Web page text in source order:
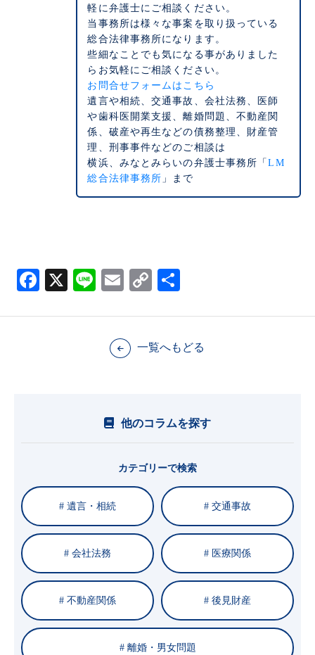
軽に弁護士にご相談ください。
当事務所は様々な事案を取り扱っている
総合法律事務所になります。
些細なことでも気になる事がありました
らお気軽にご相談ください。
お問合せフォームはこちら
遺言や相続、交通事故、会社法務、医師
や歯科医開業支援、離婚問題、不動産関
係、破産や再生などの債務整理、財産管
理、刑事事件などのご相談は
横浜、みなとみらいの弁護士事務所「LM
総合法律事務所 」まで
Facebook
X LineEmailCopy
一覧へもどる
他のコラムを探す
カテゴリーで検索
# 遺言・相続 # 交通事故
# 会社法務 # 医療関係
# 不動産関係 # 後見財産
# 離婚・男女問題